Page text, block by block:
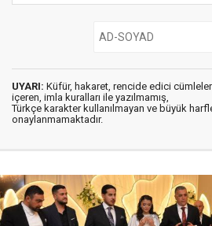
UYARI: Küfür, hakaret, rencide edici cümleler
içeren, imla kuralları ile yazılmamış,
Türkçe karakter kullanılmayan ve büyük
onaylanmamaktadır.